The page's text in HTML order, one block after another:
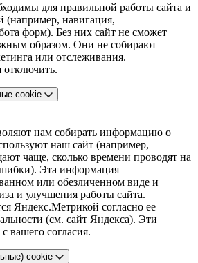
для правильной работы сайта и
(например, навигация,
форм). Без них сайт не сможет
образом. Они не собирают
или отслеживания.
отключить.
cookie
нам собирать информацию о
наш сайт (например,
чаще, сколько времени проводят на
Эта информация
или обезличенном виде и
и улучшения работы сайта.
Яндекс.Метрикой согласно ее
(см. сайт Яндекса). Эти
вашего согласия.
cookie